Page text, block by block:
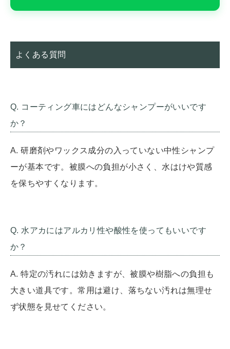
よくある質問
Q. コーティング車にはどんなシャンプーがいいです
か？
A. 研磨剤やワックス成分の入っていない中性シャンプ
ーが基本です。被膜への負担が小さく、水はけや質感
を保ちやすくなります。
Q. 水アカにはアルカリ性や酸性を使ってもいいです
か？
A. 特定の汚れには効きますが、被膜や樹脂への負担も
大きい道具です。常用は避け、落ちない汚れは無理せ
ず状態を見せてください。